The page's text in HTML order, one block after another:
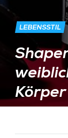
LEBENSSTIL
Körper